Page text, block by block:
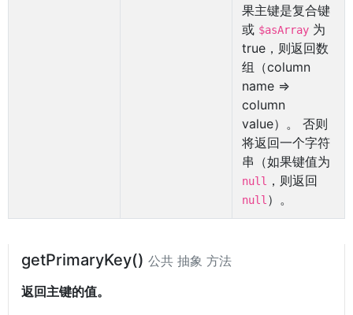
果主键是复合键
或 $asArray 为
true，则返回数
组（column
name =>
column
value）。 否则
将返回一个字符
串（如果键值为
null ，则返回
null ）。
getPrimaryKey() 公共 抽象 方法
返回主键的值。